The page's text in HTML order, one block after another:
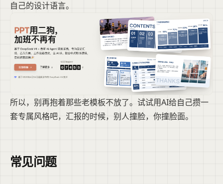
自己的设计语言。
所以，别再抱着那些老模板不放了。试试用AI给自己攒一
套专属风格吧，汇报的时候，别人撞脸，你撞脸面。
常见问题